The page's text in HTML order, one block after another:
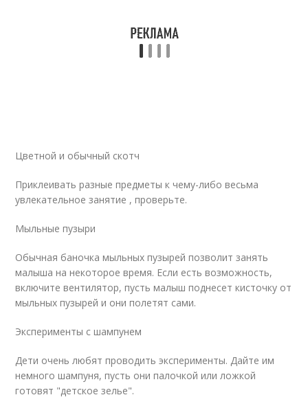
Цветной и обычный скотч
Приклеивать разные предметы к чему-либо весьма
увлекательное занятие , проверьте.
Мыльные пузыри
Обычная баночка мыльных пузырей позволит занять
малыша на некоторое время. Если есть возможность,
включите вентилятор, пусть малыш поднесет кисточку от
мыльных пузырей и они полетят сами.
Эксперименты с шампунем
Дети очень любят проводить эксперименты. Дайте им
немного шампуня, пусть они палочкой или ложкой
готовят "детское зелье".